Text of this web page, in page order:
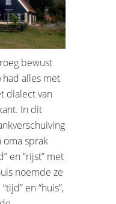
bewust
had alles met
dialect van
In dit
oma sprak
en “rijst” met
noemde ze
en “huis”,